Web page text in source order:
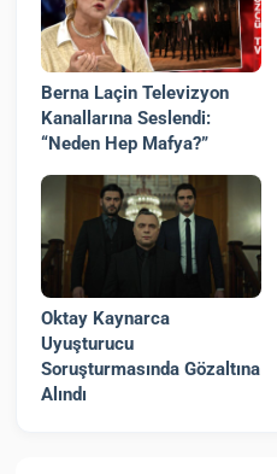
Berna Laçin Televizyon
Kanallarına Seslendi:
“Neden Hep Mafya?”
Oktay Kaynarca
Uyuşturucu
Soruşturmasında Gözaltına
Alındı